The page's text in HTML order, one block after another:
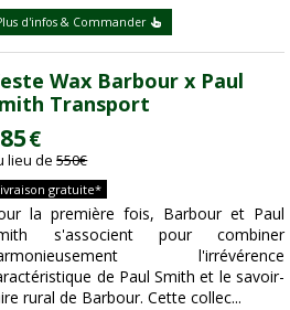
d'infos & Commander
Wax Barbour x Paul
Transport
€
lieu de550€
gratuite*
la première fois, Barbour et Paul
s'associent pour combiner
l'irrévérence
de Paul Smith et le savoir-
rural de Barbour. Cette collec...